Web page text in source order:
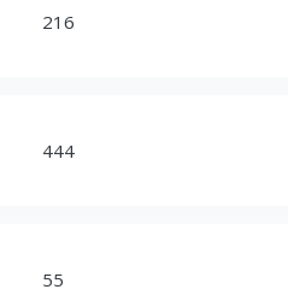
216
444
55